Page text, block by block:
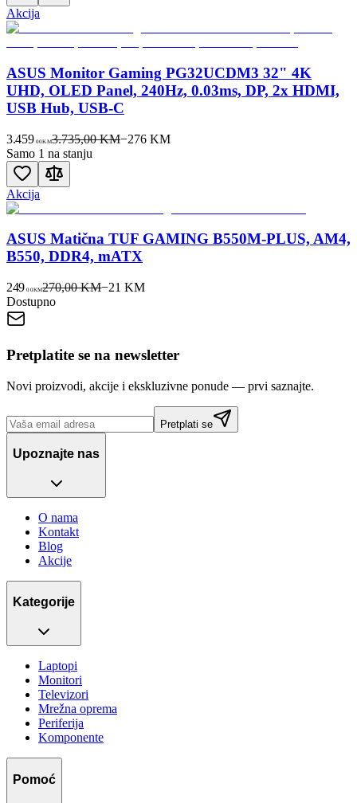
Akcija
ASUS Monitor Gaming PG32UCDM3 32" 4K
UHD, OLED Panel, 240Hz, 0.03ms, DP, 2x HDMI,
USB Hub, USB-C
3.459 00KM3.735,00 KM−276KM
Samo 1 na stanju
Akcija
ASUS Matična TUF GAMING B550M-PLUS, AM4,
B550, DDR4, mATX
249 00KM270,00 KM−21 KM
Dostupno
Pretplatite se na newsletter
Novi proizvodi, akcije i ekskluzivne ponude — prvi saznajte.
Pretplati se
Upoznajte nas
O nama
Kontakt
Blog
Akcije
Kategorije
Laptopi
Monitori
Televizori
Mrežna oprema
Periferija
Komponente
Pomoć